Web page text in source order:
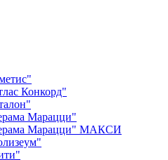
Конкорд"
Марацци"
Марацци" МАКСИ